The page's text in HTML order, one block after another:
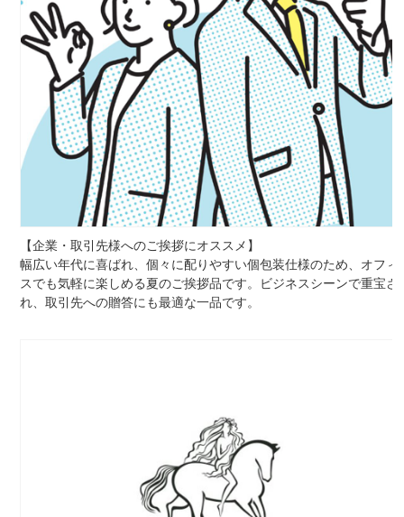
【企業・取引先様へのご挨拶にオススメ】
幅広い年代に喜ばれ、個々に配りやすい個包装仕様のため、オフィ
スでも気軽に楽しめる夏のご挨拶品です。ビジネスシーンで重宝さ
れ、取引先への贈答にも最適な一品です。